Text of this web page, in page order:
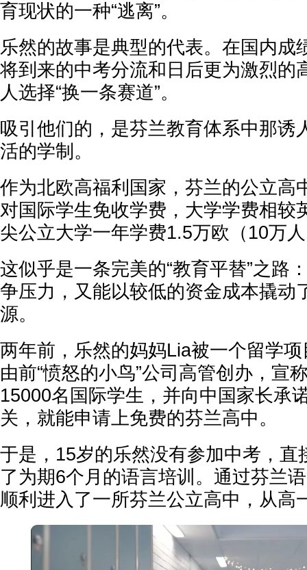
育现状的一种“逃离”。
乐然的故事是典型的代表。在国内成
将到来的中考分流和日后更为激烈的
人选择“换一条赛道”。
吸引他们的，是芬兰教育体系中那诱
活的学制。
作为北欧高福利国家，芬兰的公立高
对国际学生免收学费，大学学费相较
尖公立大学一年学费1.5万欧（10万
这似乎是一条完美的“教育平替”之路
争压力，又能以较低的资金成本撬动
源。
两年前，乐然的妈妈Lia被一个留学
由前“愤怒的小鸟”公司高管创办，宣
15000名国际学生，并向中国家长承
关，就能申请上免费的芬兰高中。
于是，15岁的乐然没有参加中考，直
了为期6个月的语言培训。通过芬兰
顺利进入了一所芬兰公立高中，从高